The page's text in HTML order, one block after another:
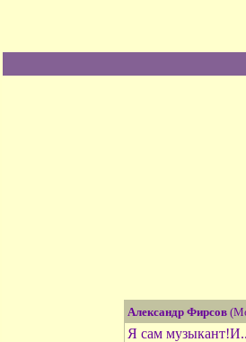
Александр Фирсов
Я сам